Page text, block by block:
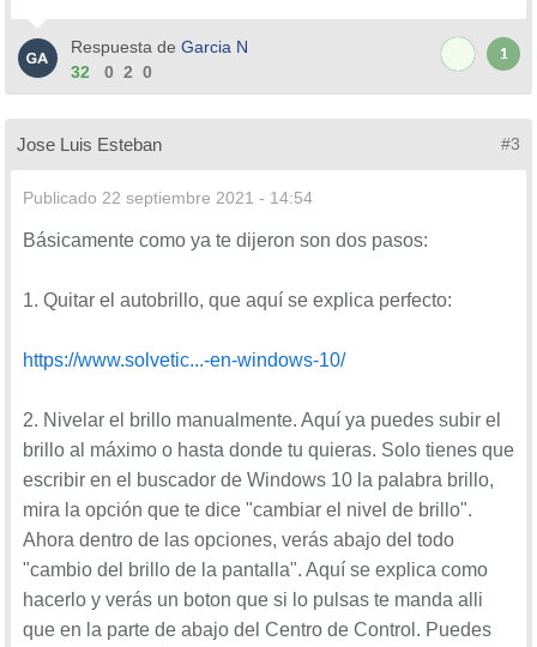
Respuesta de Garcia N
32
0 2 0
1
Jose Luis Esteban #3
Publicado 22 septiembre 2021 - 14:54
Básicamente como ya te dijeron son dos pasos:
1. Quitar el autobrillo, que aquí se explica perfecto:
https://www.solvetic...-en-windows-10/
2. Nivelar el brillo manualmente. Aquí ya puedes subir el
brillo al máximo o hasta donde tu quieras. Solo tienes que
escribir en el buscador de Windows 10 la palabra brillo,
mira la opción que te dice "cambiar el nivel de brillo".
Ahora dentro de las opciones, verás abajo del todo
"cambio del brillo de la pantalla". Aquí se explica como
hacerlo y verás un boton que si lo pulsas te manda alli
que en la parte de abajo del Centro de Control. Puedes